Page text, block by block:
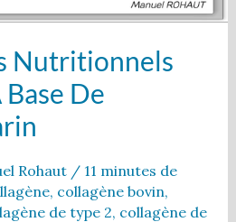
Nutritionnels
De
Rohaut / 11 minutes de
, collagène bovin,
de type 2, collagène de